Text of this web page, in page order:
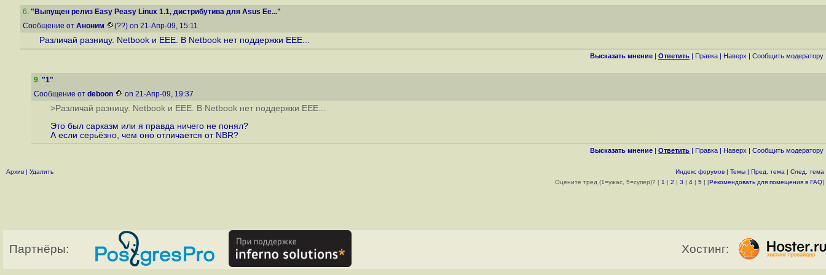
6. "Выпущен релиз Easy Peasy Linux 1.1, дистрибутива для Asus Ee..."
Сообщение от Аноним (??) on 21-Апр-09, 15:11
Различай разницу. Netbook и EEE. В Netbook нет поддержки EEE...
Высказать мнение | Ответить | Правка | Наверх | Cообщить модератору
9. "1"
Сообщение от deboon on 21-Апр-09, 19:37
>Различай разницу. Netbook и EEE. В Netbook нет поддержки EEE...
Это был сарказм или я правда ничего не понял?
А если серьёзно, чем оно отличается от NBR?
Высказать мнение | Ответить | Правка | Наверх | Cообщить модератору
Архив | Удалить Индекс форумов | Темы | Пред. тема | След. тема
Оцените тред (1=ужас, 5=супер)? [ 1 | 2 | 3 | 4 | 5 ] [Рекомендовать для помещения в FAQ]
Партнёры: Хостинг: